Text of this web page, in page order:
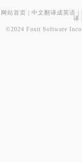
网站首页 中文翻译成英语
译
©2024 Foxit Software